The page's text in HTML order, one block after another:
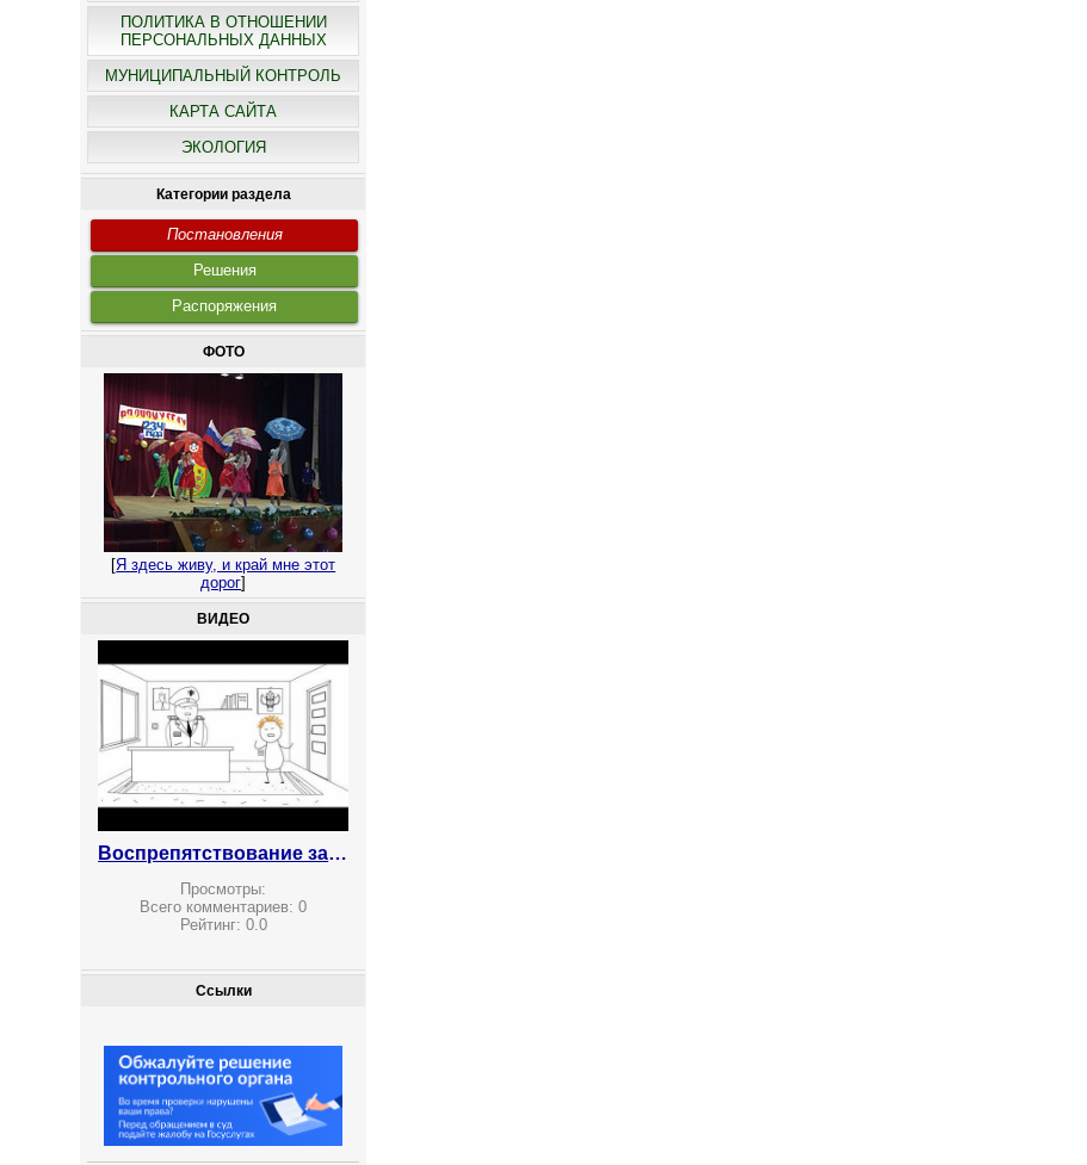
ПОЛИТИКА В ОТНОШЕНИИ
ПЕРСОНАЛЬНЫХ ДАННЫХ
МУНИЦИПАЛЬНЫЙ КОНТРОЛЬ
КАРТА САЙТА
ЭКОЛОГИЯ
Категории раздела
Постановления
Решения
Распоряжения
ФОТО
[Я здесь живу, и край мне этот
дорог]
ВИДЕО
Воспрепятствование законной предпринимательской деятельности
Просмотры:
Всего комментариев:0
Рейтинг: 0.0
Ссылки